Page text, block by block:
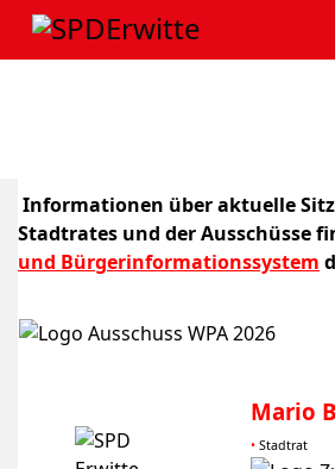
Informationen über aktuelle
Stadtrates und der Ausschüsse
und Bürgerinformationssystem
Mario
• Stadtrat